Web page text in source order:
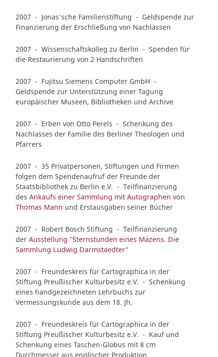
2007 - Jonas'sche Familienstiftung - Geldspende zur
Finanzierung der Erschließung von Nachlässen
2007 - Wissenschaftskolleg zu Berlin - Spenden für
die Restaurierung von 2 Handschriften
2007 - Fujitsu Siemens Computer GmbH -
Geldspende zur Unterstützung einer Tagung
europäischer Museen, Bibliotheken und Archive
2007 - Erben von Otto Perels - Schenkung des
Nachlasses der Familie des Berliner Theologen und
Pfarrers
2007 - 35 Privatpersonen, Stiftungen und Firmen
folgen dem Spendenaufruf der Freunde der
Staatsbibliothek zu Berlin e.V. - Teilfinanzierung
des Ankaufs einer Sammlung mit Autographen von
Thomas Mann und Erstausgaben seiner Bücher
2007 - Robert Bosch Stiftung - Teilfinanzierung
der Ausstellung "Sternstunden eines Mäzens. Die
Sammlung Ludwig Darmstaedter"
2007 - Freundeskreis für Cartographica in der
Stiftung Preußischer Kulturbesitz e.V. - Schenkung
eines handgezeichneten Lehrbuchs zur
Vermessungskunde aus dem 18. Jh.
2007 - Freundeskreis für Cartographica in der
Stiftung Preußischer Kulturbesitz e.V. - Kauf und
Schenkung eines Taschen-Globus mit 8 cm
Durchmesser aus englischer Produktion